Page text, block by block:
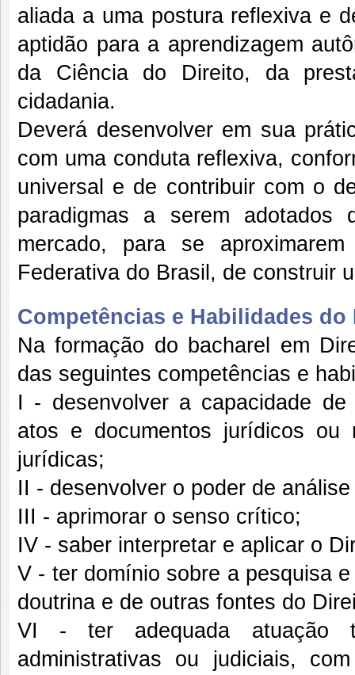
aliada a uma postura reflexiva e
aptidão para a aprendizagem
da Ciência do Direito, da
cidadania.
Deverá desenvolver em sua
com uma conduta reflexiva,
universal e de contribuir com o
paradigmas a serem adotados
mercado, para se
Federativa do Brasil, de construir
Competências e Habilidades
Na formação do bacharel em
das seguintes competências e
I - desenvolver a capacidade
atos e documentos jurídicos ou
jurídicas;
II - desenvolver o poder de
III - aprimorar o senso crítico;
IV - saber interpretar e aplicar o
V - ter domínio sobre a pesquisa
doutrina e de outras fontes do
VI - ter adequada atuação
administrativas ou judiciais,